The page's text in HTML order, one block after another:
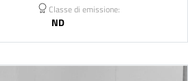
Classe di emissione:
ND